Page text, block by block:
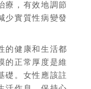
療，有效地調節
少實質性病變發
的健康和生活都
的正常厚度是維
礎。女性應該註